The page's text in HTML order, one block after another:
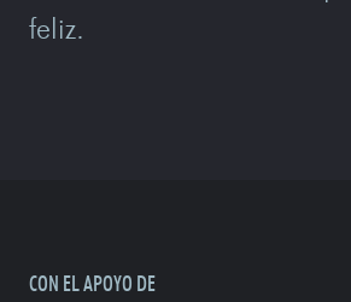
feliz.
CON EL APOYO DE